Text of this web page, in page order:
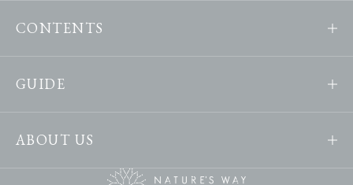
CONTENTS
GUIDE
ABOUT US